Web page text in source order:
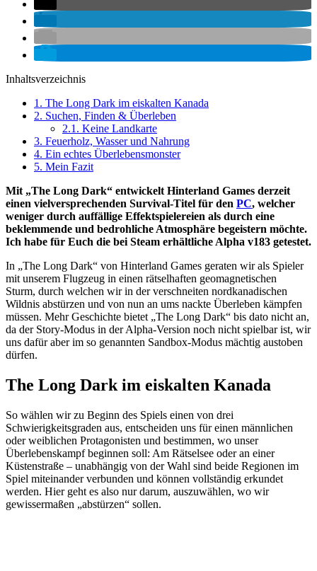
Inhaltsverzeichnis
1. The Long Dark im eiskalten Kanada
2. Suchen, Finden & Überleben
2.1. Keine Landkarte
3. Feuerholz, Wasser und Nahrung
4. Ein echtes Überlebensmonster
5. Mein Fazit
Mit „The Long Dark“ entwickelt Hinterland Games derzeit
einen vielversprechenden Survival-Titel für den PC, welcher
weniger durch auffällige Effektspielereien als durch eine
beklemmende und bedrohliche Atmosphäre begeistern möchte.
Ich habe für Euch die bei Steam erhältliche Alpha v183 getestet.
In „The Long Dark“ von Hinterland Games geraten wir als Spieler
mit unserem Flugzeug in einen rätselhaften geomagnetischen
Sturm, durch welchen wir in der verschneiten nordkanadischen
Wildnis abstürzen und von nun an ums nackte Überleben kämpfen
müssen. Mehr Geschichte bietet „The Long Dark“ bis dato nicht an,
da der Story-Modus in der Alpha-Version noch nicht spielbar ist, wir
uns dafür aber im so genannten Sandbox-Modus mächtig austoben
dürfen.
The Long Dark im eiskalten Kanada
So wählen wir zu Beginn des Spiels einen von drei
Schwierigkeitsgraden aus, entscheiden uns für einen männlichen
oder weiblichen Protagonisten und bestimmen, wo unser
Überlebenskampf beginnen soll: Am Rätselsee oder an einer
Küstenstraße – unabhängig von der Wahl sind beide Regionen im
Spiel miteinander verbunden und können vollständig erkundet
werden. Hier geht es also nur darum, auszuwählen, wo wir
gewissermaßen „abstürzen“ sollen.